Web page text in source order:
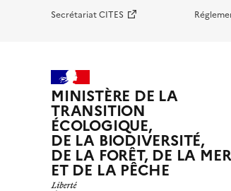
Secrétariat CITES
MINISTÈRE DE LA
TRANSITION
ÉCOLOGIQUE,
DE LA BIODIVERSITÉ,
DE LA FORÊT, DE LA MER
ET DE LA PÊCHE